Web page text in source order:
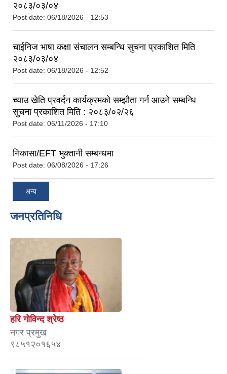
२०८३/०३/०४
Post date: 06/18/2026 - 12:53
चाईनिज भाषा कक्षा संचालन सम्बन्धि सुचना प्रकाशित मिति
२०८३/०३/०४
Post date: 06/18/2026 - 12:52
च्याउ खेति प्रवर्दन कार्यक्रमको सम्झौता गर्न आउने सम्बन्धि
सुचना प्रकाशित मिति : २०८३/०२/२६
Post date: 06/11/2026 - 17:10
निकासा/EFT भुक्तानी सम्बन्धमा
Post date: 06/08/2026 - 17:26
अन्य
जनप्रतिनिधि
हरि गोविन्द श्रेष्ठ
नगर प्रमुख
९८५१२०१६५४